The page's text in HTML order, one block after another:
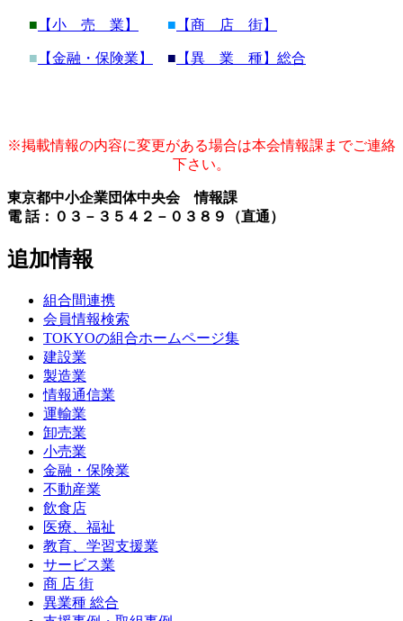
■ 【小 売 業】 ■ 【商 店 街】
■ 【金融・保険業】 ■ 【異 業 種】総合
※掲載情報の内容に変更がある場合は本会情報課までご連絡
下さい。
東京都中小企業団体中央会 情報課
電 話：０３－３５４２－０３８９（直通）
追加情報
組合間連携
会員情報検索
TOKYOの組合ホームページ集
建設業
製造業
情報通信業
運輸業
卸売業
小売業
金融・保険業
不動産業
飲食店
医療、福祉
教育、学習支援業
サービス業
商 店 街
異業種 総合